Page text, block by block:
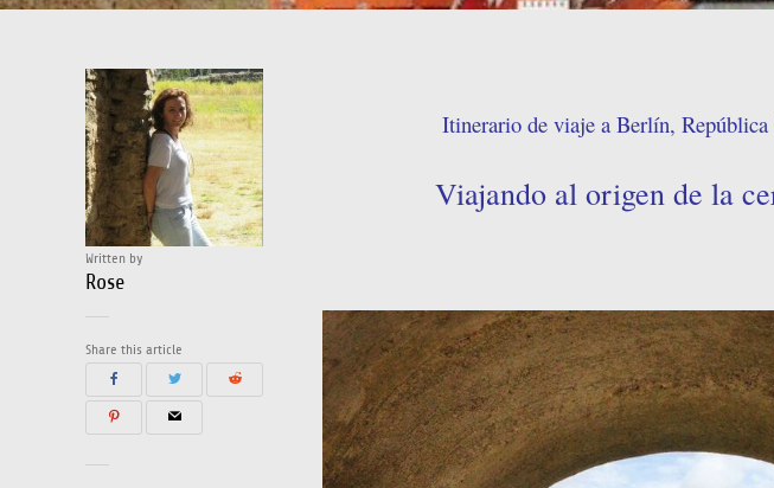
Written by
Rose
Share this article
Itinerario de viaje a Berlín, República
Viajando al origen de la